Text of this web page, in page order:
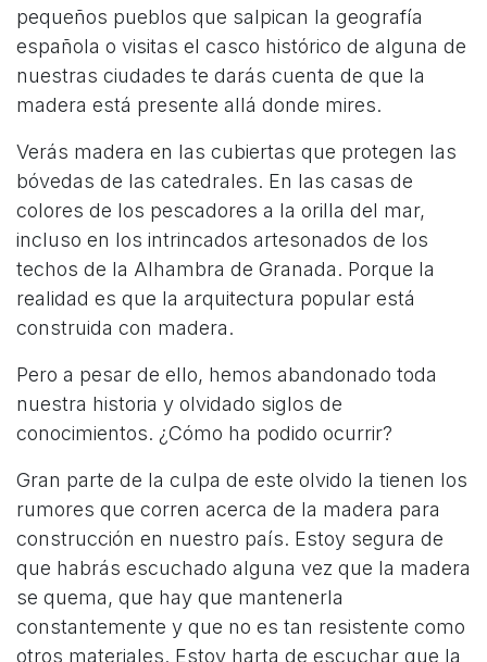
pequeños pueblos que salpican la geografía
española o visitas el casco histórico de alguna de
nuestras ciudades te darás cuenta de que la
madera está presente allá donde mires.
Verás madera en las cubiertas que protegen las
bóvedas de las catedrales. En las casas de
colores de los pescadores a la orilla del mar,
incluso en los intrincados artesonados de los
techos de la Alhambra de Granada. Porque la
realidad es que la arquitectura popular está
construida con madera.
Pero a pesar de ello, hemos abandonado toda
nuestra historia y olvidado siglos de
conocimientos. ¿Cómo ha podido ocurrir?
Gran parte de la culpa de este olvido la tienen los
rumores que corren acerca de la madera para
construcción en nuestro país. Estoy segura de
que habrás escuchado alguna vez que la madera
se quema, que hay que mantenerla
constantemente y que no es tan resistente como
otros materiales. Estoy harta de escuchar que la